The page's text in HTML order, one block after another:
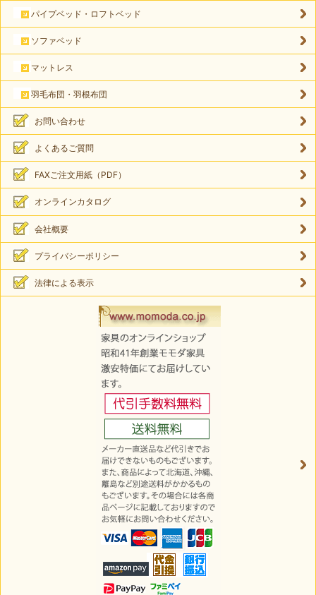
パイプベッド・ロフトベッド
ソファベッド
マットレス
羽毛布団・羽根布団
お問い合わせ
よくあるご質問
FAXご注文用紙（PDF）
オンラインカタログ
会社概要
プライバシーポリシー
法律による表示